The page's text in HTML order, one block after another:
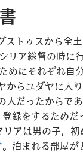
ストゥスから全
リア総督の時に
めにそれぞれ自
からユダヤに入
人だったからで
録をするためだ
リアは男の子，
。泊まれる部屋が